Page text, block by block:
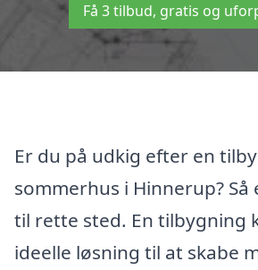
Få 3 tilbud, gratis og
Er du på udkig efter en
sommerhus i Hinnerup?
til rette sted. En tilbygning
ideelle løsning til at skabe